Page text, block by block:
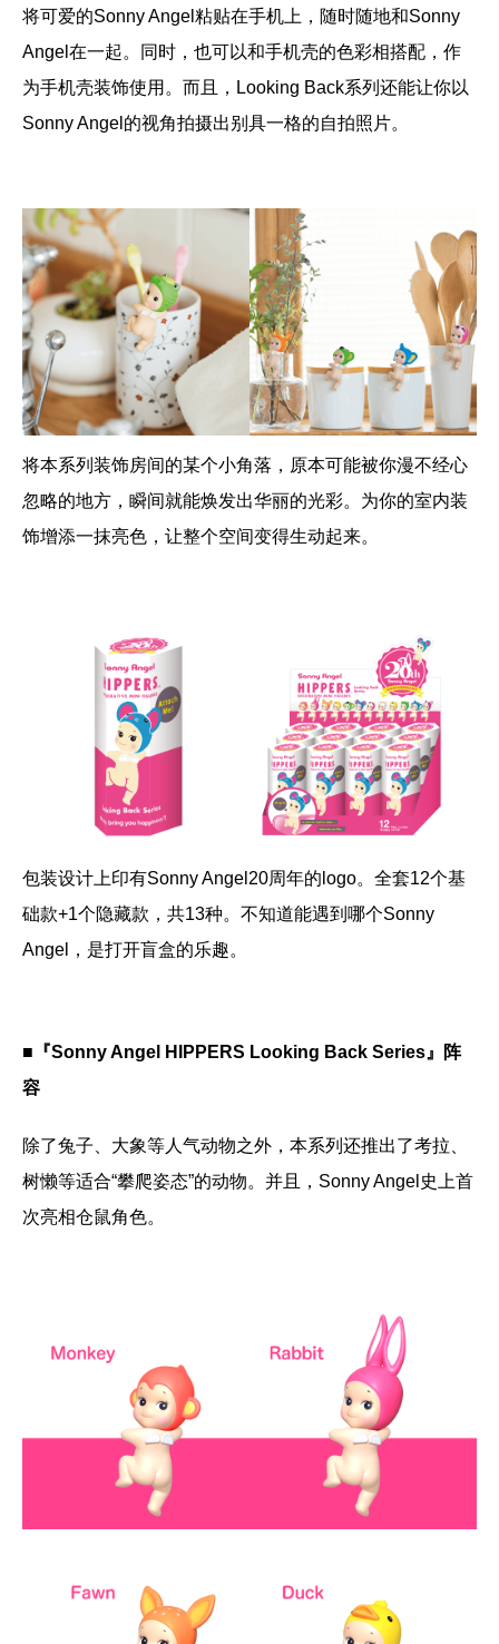
将可爱的Sonny Angel粘贴在手机上，随时随地和Sonny
Angel在一起。同时，也可以和手机壳的色彩相搭配，作
为手机壳装饰使用。而且，Looking Back系列还能让你以
Sonny Angel的视角拍摄出别具一格的自拍照片。
将本系列装饰房间的某个小角落，原本可能被你漫不经心
忽略的地方，瞬间就能焕发出华丽的光彩。为你的室内装
饰增添一抹亮色，让整个空间变得生动起来。
包装设计上印有Sonny Angel20周年的logo。全套12个基
础款+1个隐藏款，共13种。不知道能遇到哪个Sonny
Angel，是打开盲盒的乐趣。
■『Sonny Angel HIPPERS Looking Back Series』阵
容
除了兔子、大象等人气动物之外，本系列还推出了考拉、
树懒等适合“攀爬姿态”的动物。并且，Sonny Angel史上首
次亮相仓鼠角色。